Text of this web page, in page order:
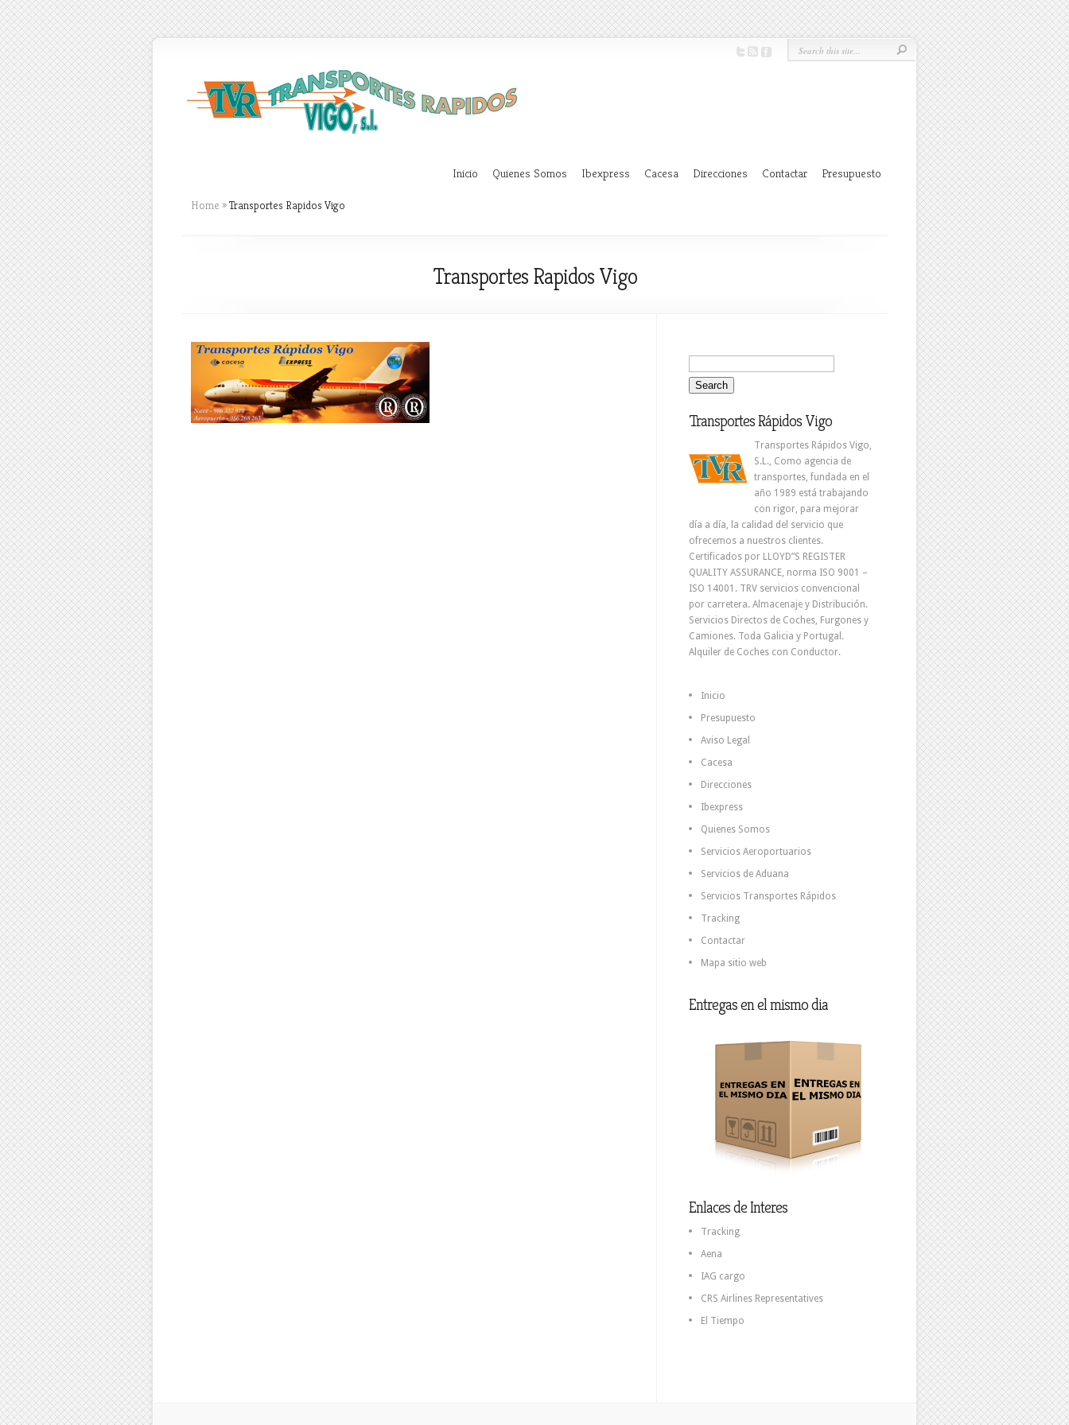
Inicio Quienes Somos Ibexpress Cacesa Direcciones Contactar Presupuesto
Home »Transportes Rapidos Vigo
Transportes Rapidos Vigo
Transportes Rápidos Vigo
Transportes Rápidos Vigo,
S.L., Como agencia de
transportes, fundada en el
año 1989 está trabajando
con rigor, para mejorar
día a día, la calidad del servicio que
ofrecemos a nuestros clientes.
Certificados por LLOYD”S REGISTER
QUALITY ASSURANCE, norma ISO 9001 –
ISO 14001. TRV servicios convencional
por carretera. Almacenaje y Distribución.
Servicios Directos de Coches, Furgones y
Camiones. Toda Galicia y Portugal.
Alquiler de Coches con Conductor.
Inicio
Presupuesto
Aviso Legal
Cacesa
Direcciones
Ibexpress
Quienes Somos
Servicios Aeroportuarios
Servicios de Aduana
Servicios Transportes Rápidos
Tracking
Contactar
Mapa sitio web
Entregas en el mismo dia
Enlaces de Interes
Tracking
Aena
IAG cargo
CRS Airlines Representatives
El Tiempo